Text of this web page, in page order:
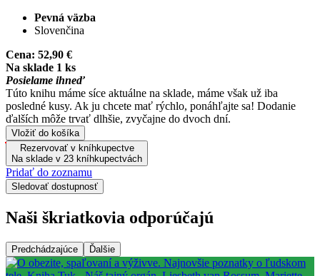
Pevná väzba
Slovenčina
Cena: 52,90 €
Na sklade 1 ks
Posielame ihneď
Túto knihu máme síce aktuálne na sklade, máme však už iba
posledné kusy. Ak ju chcete mať rýchlo, ponáhľajte sa! Dodanie
ďalších môže trvať dlhšie, zvyčajne do dvoch dní.
Vložiť do košíka
Rezervovať v kníhkupectve
Na sklade v 23 kníhkupectvách
Pridať do zoznamu
Sledovať dostupnosť
Naši škriatkovia odporúčajú
Predchádzajúce Ďalšie